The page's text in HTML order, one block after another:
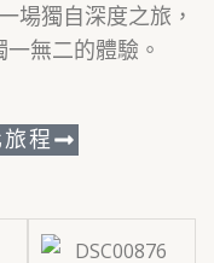
場獨自深度之旅，
無二的體驗。
程